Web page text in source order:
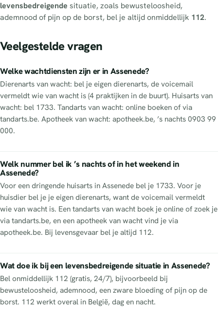
levensbedreigende situatie, zoals bewusteloosheid,
ademnood of pijn op de borst, bel je altijd onmiddellijk 112.
Veelgestelde vragen
Welke wachtdiensten zijn er in Assenede?
Dierenarts van wacht: bel je eigen dierenarts, de voicemail
vermeldt wie van wacht is (4 praktijken in de buurt). Huisarts van
wacht: bel 1733. Tandarts van wacht: online boeken of via
tandarts.be. Apotheek van wacht: apotheek.be, ’s nachts 0903 99
000.
Welk nummer bel ik ’s nachts of in het weekend in
Assenede?
Voor een dringende huisarts in Assenede bel je 1733. Voor je
huisdier bel je je eigen dierenarts, want de voicemail vermeldt
wie van wacht is. Een tandarts van wacht boek je online of zoek je
via tandarts.be, en een apotheek van wacht vind je via
apotheek.be. Bij levensgevaar bel je altijd 112.
Wat doe ik bij een levensbedreigende situatie in Assenede?
Bel onmiddellijk 112 (gratis, 24/7), bijvoorbeeld bij
bewusteloosheid, ademnood, een zware bloeding of pijn op de
borst. 112 werkt overal in België, dag en nacht.